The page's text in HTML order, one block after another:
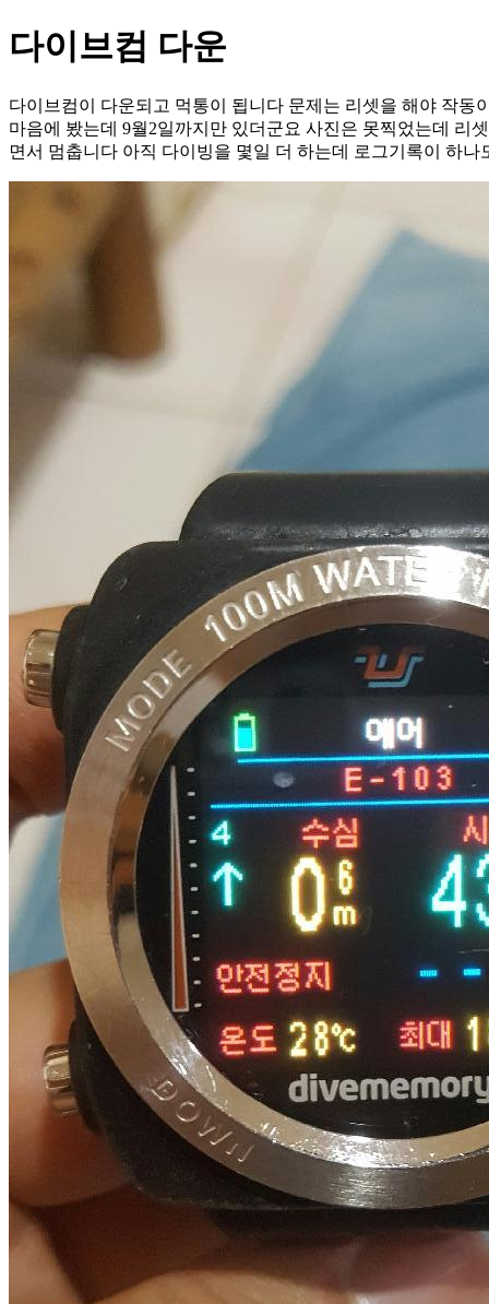
다이브컴 다운
다이브컴이 다운되고 먹통이 됩니다 문제는 리셋을 해야 작
마음에 봤는데 9월2일까지만 있더군요 사진은 못찍었는데 리
면서 멈춥니다 아직 다이빙을 몇일 더 하는데 로그기록이 하나